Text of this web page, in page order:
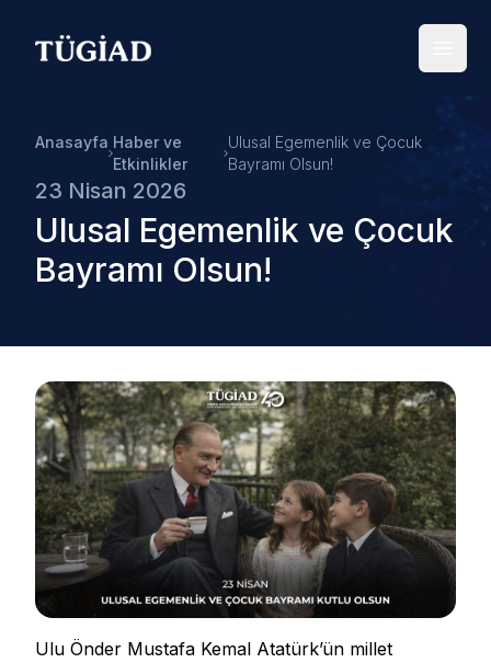
Your Company
Anasayfa Haber ve
Etkinlikler
Ulusal Egemenlik ve Çocuk
Bayramı Olsun!
23 Nisan 2026
Ulusal Egemenlik ve Çocuk
Bayramı Olsun!
Ulu Önder Mustafa Kemal Atatürk’ün millet